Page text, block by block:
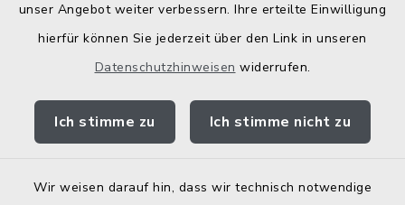
unser Angebot weiter verbessern. Ihre erteilte Einwilligung
hierfür können Sie jederzeit über den Link in unseren
Datenschutzhinweisen widerrufen.
Ich stimme zu Ich stimme nicht zu
Wir weisen darauf hin, dass wir technisch notwendige
Kontakt
Barrierefreiheit